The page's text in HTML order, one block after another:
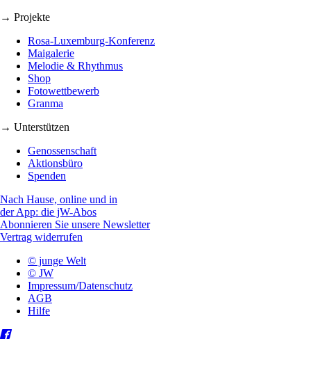
→ Projekte
Rosa-Luxemburg-Konferenz
Maigalerie
Melodie & Rhythmus
Shop
Fotowettbewerb
Granma
→ Unterstützen
Genossenschaft
Aktionsbüro
Spenden
Nach Hause, online und in
der App: die jW-Abos
Abonnieren Sie unsere Newsletter
Vertrag widerrufen
© junge Welt
© JW
Impressum/Datenschutz
AGB
Hilfe